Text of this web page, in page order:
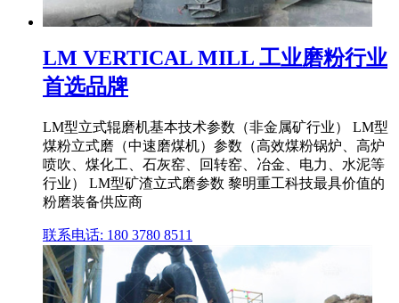
LM VERTICAL MILL 工业磨粉行业
首选品牌
LM型立式辊磨机基本技术参数（非金属矿行业） LM型
煤粉立式磨（中速磨煤机）参数（高效煤粉锅炉、高炉
喷吹、煤化工、石灰窑、回转窑、冶金、电力、水泥等
行业） LM型矿渣立式磨参数 黎明重工科技最具价值的
粉磨装备供应商
联系电话: 180 3780 8511